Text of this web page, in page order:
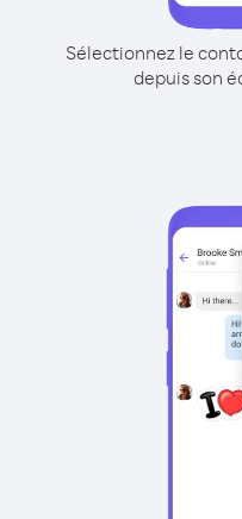
Sélectionnez le
depuis son